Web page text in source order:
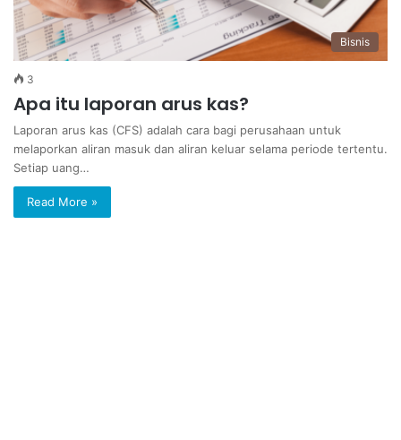
Bisnis
3
Apa itu laporan arus kas?
Laporan arus kas (CFS) adalah cara bagi perusahaan untuk
melaporkan aliran masuk dan aliran keluar selama periode tertentu.
Setiap uang…
Read More »